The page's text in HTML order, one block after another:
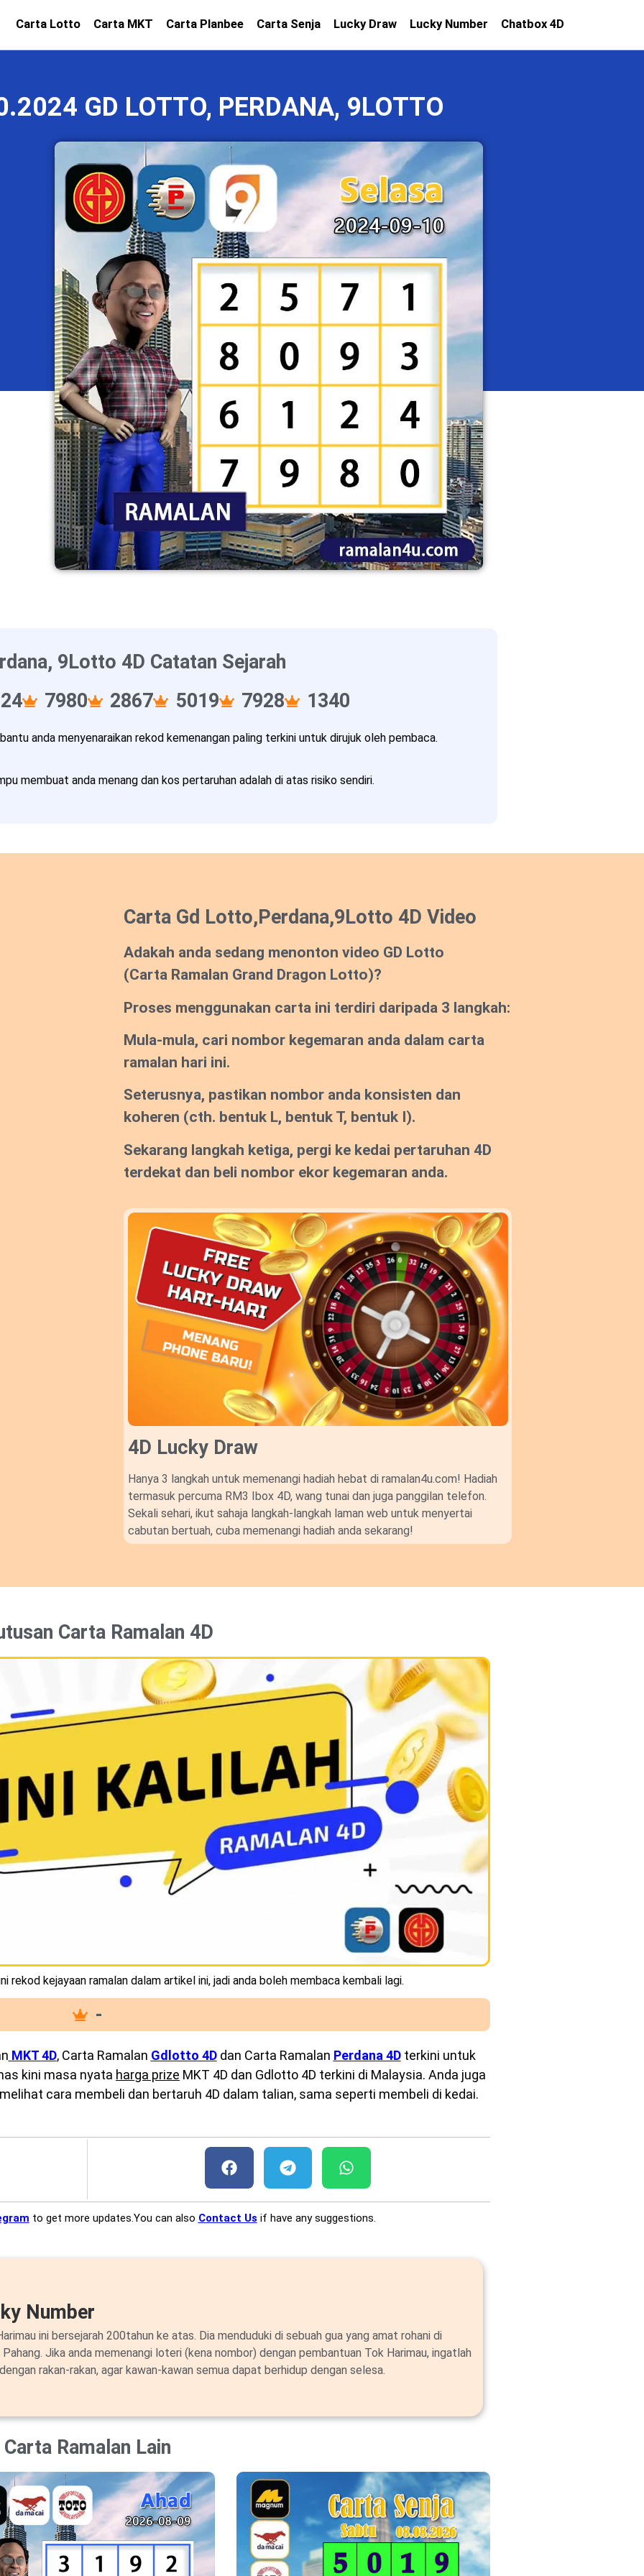
Carta Lotto Carta MKT Carta Planbee Carta Senja Lucky Draw Lucky Number Chatbox 4D
GD LOTTO, PERDANA, 9LOTTO
9Lotto 4D Catatan Sejarah
7980 2867 5019 7928 1340
anda menyenaraikan rekod kemenangan paling terkini untuk dirujuk oleh pembaca.
membuat anda menang dan kos pertaruhan adalah di atas risiko sendiri.
Carta Gd Lotto,Perdana,9Lotto 4D Video
Adakah anda sedang menonton video GD Lotto
(Carta Ramalan Grand Dragon Lotto)?
Proses menggunakan carta ini terdiri daripada 3 langkah:
Mula-mula, cari nombor kegemaran anda dalam carta
ramalan hari ini.
Seterusnya, pastikan nombor anda konsisten dan
koheren (cth. bentuk L, bentuk T, bentuk I).
Sekarang langkah ketiga, pergi ke kedai pertaruhan 4D
terdekat dan beli nombor ekor kegemaran anda.
4D Lucky Draw​
Hanya 3 langkah untuk memenangi hadiah hebat di ramalan4u.com! Hadiah
termasuk percuma RM3 Ibox 4D, wang tunai dan juga panggilan telefon.
Sekali sehari, ikut sahaja langkah-langkah laman web untuk menyertai
cabutan bertuah, cuba memenangi hadiah anda sekarang!
Carta Ramalan 4D
rekod kejayaan ramalan dalam artikel ini, jadi anda boleh membaca kembali lagi.
-
MKT4D, Carta Ramalan Gdlotto 4Ddan Carta Ramalan Perdana 4Dterkini untuk
kini masa nyata harga prize MKT 4D dan Gdlotto 4D terkini di Malaysia. Anda juga
cara membeli dan bertaruh 4D dalam talian, sama seperti membeli di kedai.
to get more updates.You can also Contact Us if have any suggestions.
Number
ini bersejarah 200tahun ke atas. Dia menduduki di sebuah gua yang amat rohani di
Jika anda memenangi loteri (kena nombor) dengan pembantuan Tok Harimau, ingatlah
rakan-rakan, agar kawan-kawan semua dapat berhidup dengan selesa.
Carta Ramalan Lain